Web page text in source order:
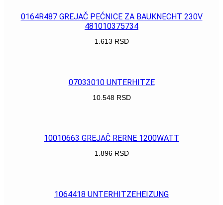
0164R487 GREJAČ PEĆNICE ZA BAUKNECHT 230V
481010375734
1.613 RSD
07033010 UNTERHITZE
10.548 RSD
10010663 GREJAČ RERNE 1200WATT
1.896 RSD
1064418 UNTERHITZEHEIZUNG